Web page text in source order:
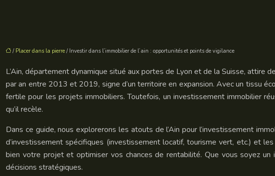
/ Placer dans la pierre / Investir dans l’immobilier de l’ain : opportunités et points de vigilance
L’Ain, département dynamique situé aux portes de Lyon et de la Suisse, attire
par an entre 2013 et 2019, signe d’un territoire en expansion. Avec un tissu
fertile pour les projets immobiliers. Toutefois, un investissement immobilier
qu’il recèle.
Dans ce guide, nous explorerons les atouts de l’Ain pour l’investissement
d’investissement spécifiques (investissement locatif, tourisme vert, etc.) et
bien votre projet et optimiser vos chances de rentabilité. Que vous soyez
décisions stratégiques.